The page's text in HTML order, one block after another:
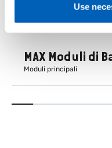
Use
MAX Moduli di
Moduli principali